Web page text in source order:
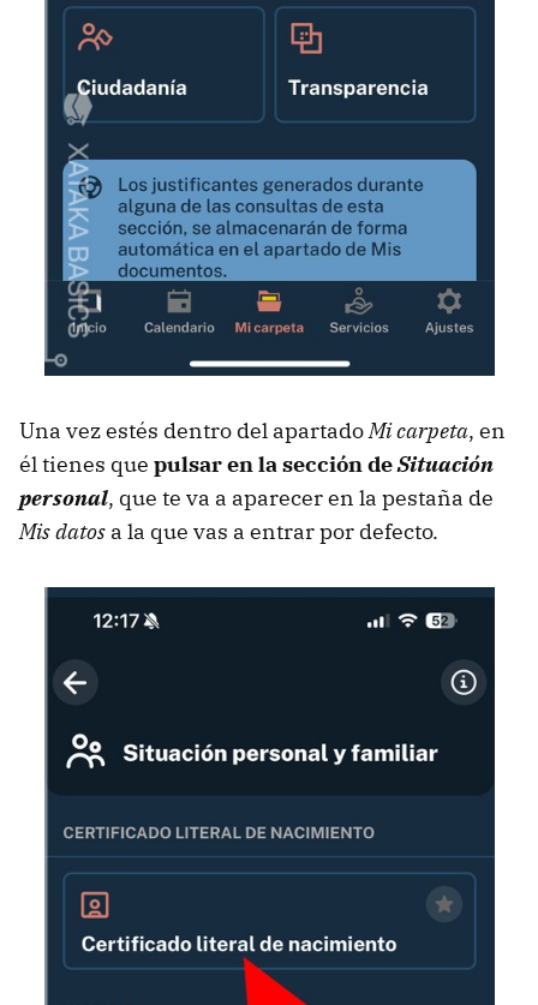
Una vez estés dentro del apartadoMi carpeta, en
él tienes que pulsar en la sección deSituación
personal, que te va a aparecer en la pestaña de
Mis datos a la que vas a entrar por defecto.